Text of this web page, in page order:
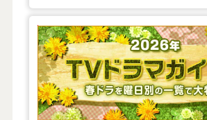
【2026年春】TVドラマガイド